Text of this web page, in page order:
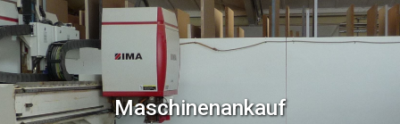
Maschinenankauf